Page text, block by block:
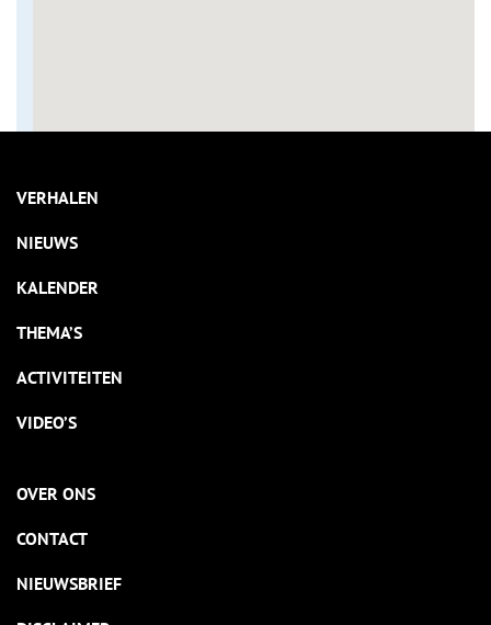
VERHALEN
NIEUWS
KALENDER
THEMA’S
ACTIVITEITEN
VIDEO’S
OVER ONS
CONTACT
NIEUWSBRIEF